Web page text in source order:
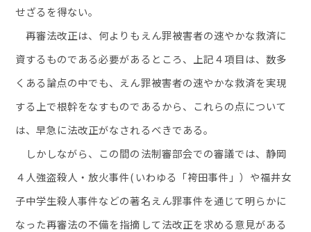
せざるを得ない。
再審法改正は、何よりもえん罪被害者の速やかな救済に
資するものである必要があるところ、上記４項目は、数多
くある論点の中でも、えん罪被害者の速やかな救済を実現
する上で根幹をなすものであるから、これらの点について
は、早急に法改正がなされるベきである。
しかしながら、この間の法制審部会での審議では、静岡
４人強盗殺人・放火事件(いわゆる「袴田事件」）や福井女
子中学生殺人事件などの著名えん罪事件を通じて明らかに
なった再審法の不備を指摘して法改正を求める意見がある